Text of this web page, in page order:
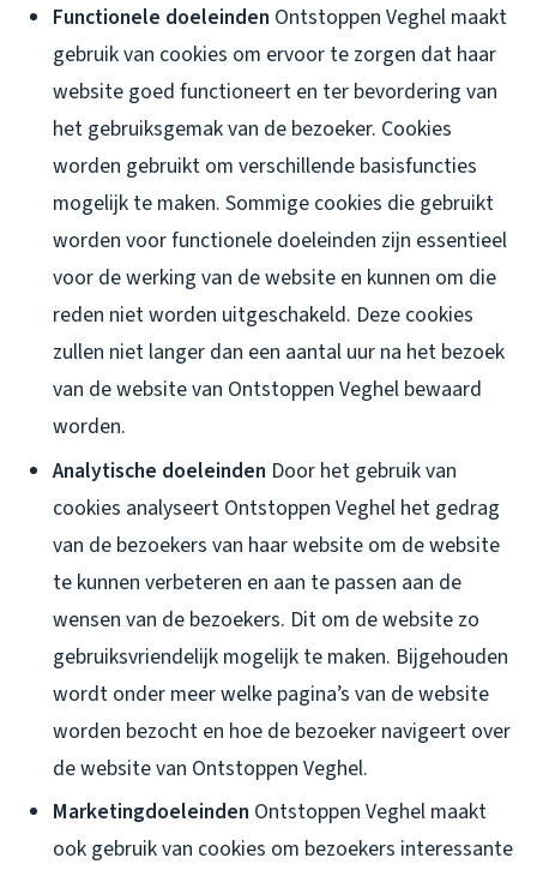
Functionele doeleinden Ontstoppen Veghel maakt
gebruik van cookies om ervoor te zorgen dat haar
website goed functioneert en ter bevordering van
het gebruiksgemak van de bezoeker. Cookies
worden gebruikt om verschillende basisfuncties
mogelijk te maken. Sommige cookies die gebruikt
worden voor functionele doeleinden zijn essentieel
voor de werking van de website en kunnen om die
reden niet worden uitgeschakeld. Deze cookies
zullen niet langer dan een aantal uur na het bezoek
van de website van Ontstoppen Veghel bewaard
worden.
Analytische doeleinden Door het gebruik van
cookies analyseert Ontstoppen Veghel het gedrag
van de bezoekers van haar website om de website
te kunnen verbeteren en aan te passen aan de
wensen van de bezoekers. Dit om de website zo
gebruiksvriendelijk mogelijk te maken. Bijgehouden
wordt onder meer welke pagina’s van de website
worden bezocht en hoe de bezoeker navigeert over
de website van Ontstoppen Veghel.
Marketingdoeleinden Ontstoppen Veghel maakt
ook gebruik van cookies om bezoekers interessante